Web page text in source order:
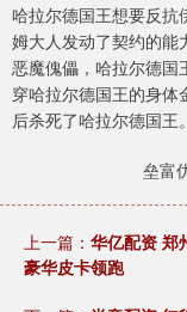
哈拉尔德国王想要反抗
姆大人发动了契约的能
恶魔傀儡，哈拉尔德国
穿哈拉尔德国王的身体
后杀死了哈拉尔德国王。
垒富
上一篇： 华亿配资 郑
豪华皮卡领跑